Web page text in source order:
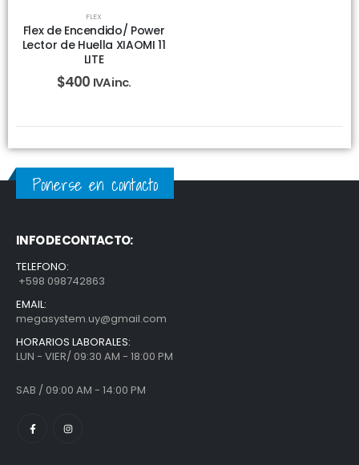
FLEX
Flex de Encendido/ Power
Lector de Huella XIAOMI 11
LITE
$400 IVA inc.
Ponerse en contacto
INFO DE CONTACTO:
TELEFONO:
+598 098742863
EMAIL:
megasystem.uy@gmail.com
HORARIOS LABORALES:
LUN - VIER/ 09:30 AM - 18:00 PM
SAB / 09:00 AM - 14:00 PM